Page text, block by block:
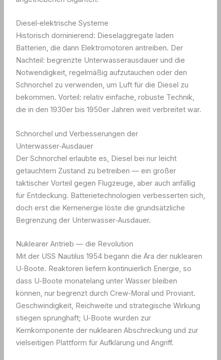
Diesel‑elektrische Systeme
Historisch dominierend: Dieselaggregate laden
Batterien, die dann Elektromotoren antreiben. Der
Nachteil: begrenzte Unterwasserausdauer und die
Notwendigkeit, regelmäßig aufzutauchen oder den
Schnorchel zu verwenden, um Luft für die Diesel zu
bekommen. Vorteil: relativ einfache, robuste Technik,
die in den 1930er bis 1950er Jahren weit verbreitet war.
Schnorchel und Verbesserungen der
Unterwasser‑Ausdauer
Der Schnorchel erlaubte es, Diesel bei nur leicht
getauchtem Zustand zu betreiben — ein großer
taktischer Vorteil gegen Flugzeuge, aber auch anfällig
für Entdeckung. Batterietechnologien verbesserten sich,
doch erst die Kernenergie löste die grundsätzliche
Begrenzung der Unterwasser‑Ausdauer.
Nuklearer Antrieb — die Revolution
Mit der USS Nautilus 1954 begann die Ära der nuklearen
U‑Boote. Reaktoren liefern kontinuierlich Energie, so
dass U‑Boote monatelang unter Wasser bleiben
können, nur begrenzt durch Crew‑Moral und Proviant.
Geschwindigkeit, Reichweite und strategische Wirkung
stiegen sprunghaft; U‑Boote wurden zur
Kernkomponente der nuklearen Abschreckung und zur
vielseitigen Plattform für Aufklärung und Angriff.